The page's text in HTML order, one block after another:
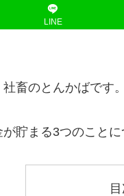
LINE
畜のとんかばです
貯まる3つのこと